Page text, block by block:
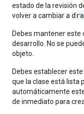
estado de la revisión
volver a cambiar a
Debes mantener este
desarrollo. No se
objeto.
Debes establecer
que la clase está lista
automáticamente
de inmediato para